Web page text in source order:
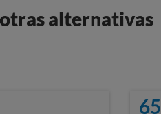
alternativas
65